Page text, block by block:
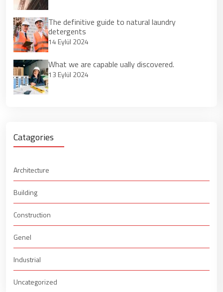
The definitive guide to natural laundry
detergents
14 Eylül 2024
What we are capable ually discovered.
13 Eylül 2024
Catagories
Architecture
Building
Construction
Genel
Industrial
Uncategorized